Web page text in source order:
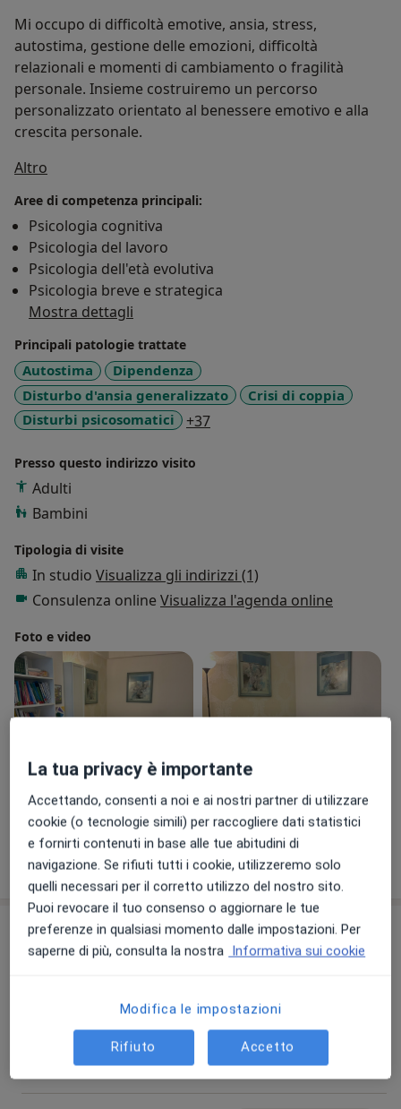
Mi occupo di difficoltà emotive, ansia, stress,
autostima, gestione delle emozioni, difficoltà
relazionali e momenti di cambiamento o fragilità
personale. Insieme costruiremo un percorso
personalizzato orientato al benessere emotivo e alla
crescita personale.
Altro
Aree di competenza principali:
Psicologia cognitiva
Psicologia del lavoro
Psicologia dell'età evolutiva
Psicologia breve e strategica
Mostra dettagli
Principali patologie trattate
Autostima
Dipendenza
Disturbo d'ansia generalizzato
Crisi di coppia
Disturbi psicosomatici
+37a11y_sr_more_diseases
Presso questo indirizzo visito
Adulti
Bambini
Tipologia di visite
In studio Visualizza gli indirizzi (1)
Consulenza online Visualizza l'agenda online
Foto e video
Visualizza galleria (3)
Mostra dettagli
sull'esperienza
Prestazioni e prezzi
Dettagli Prenota una visita
La tua privacy è importante
Accettando, consenti a noi e ai nostri partner di utilizzare
cookie (o tecnologie simili) per raccogliere dati statistici
e fornirti contenuti in base alle tue abitudini di
navigazione. Se rifiuti tutti i cookie, utilizzeremo solo
quelli necessari per il corretto utilizzo del nostro sito.
Puoi revocare il tuo consenso o aggiornare le tue
preferenze in qualsiasi momento dalle impostazioni. Per
saperne di più, consulta la nostra Informativa sui cookie
Modifica le impostazioni
Rifiuto Accetto